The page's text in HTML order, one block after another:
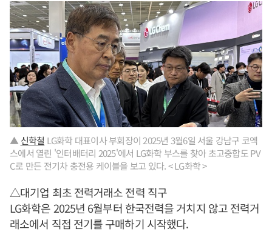
▲ 신학철 LG화학 대표이사 부회장이 2025년 3월6일 서울 강남구 코엑
스에서 열린 '인터배터리 2025'에서 LG화학 부스를 찾아 초고중합도 PV
C로 만든 전기차 충전용 케이블을 보고 있다. < LG화학 >
△대기업 최초 전력거래소 전력 직구
LG화학은 2025년 6월부터 한국전력을 거치지 않고 전력거
래소에서 직접 전기를 구매하기 시작했다.